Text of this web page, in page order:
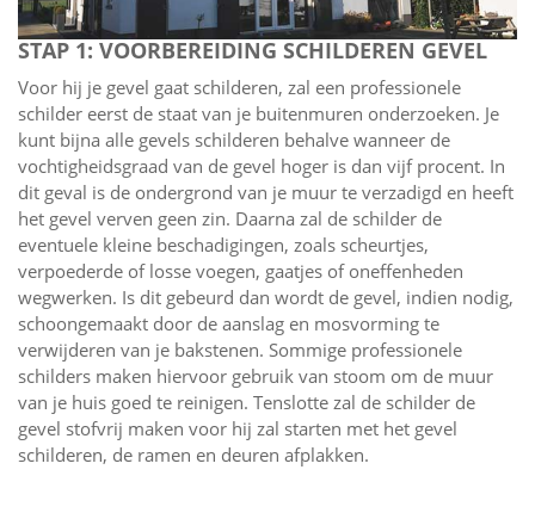
STAP 1: VOORBEREIDING SCHILDEREN GEVEL
Voor hij je gevel gaat schilderen, zal een professionele
schilder eerst de staat van je buitenmuren onderzoeken. Je
kunt bijna alle gevels schilderen behalve wanneer de
vochtigheidsgraad van de gevel hoger is dan vijf procent. In
dit geval is de ondergrond van je muur te verzadigd en heeft
het gevel verven geen zin. Daarna zal de schilder de
eventuele kleine beschadigingen, zoals scheurtjes,
verpoederde of losse voegen, gaatjes of oneffenheden
wegwerken. Is dit gebeurd dan wordt de gevel, indien nodig,
schoongemaakt door de aanslag en mosvorming te
verwijderen van je bakstenen. Sommige professionele
schilders maken hiervoor gebruik van stoom om de muur
van je huis goed te reinigen. Tenslotte zal de schilder de
gevel stofvrij maken voor hij zal starten met het gevel
schilderen, de ramen en deuren afplakken.